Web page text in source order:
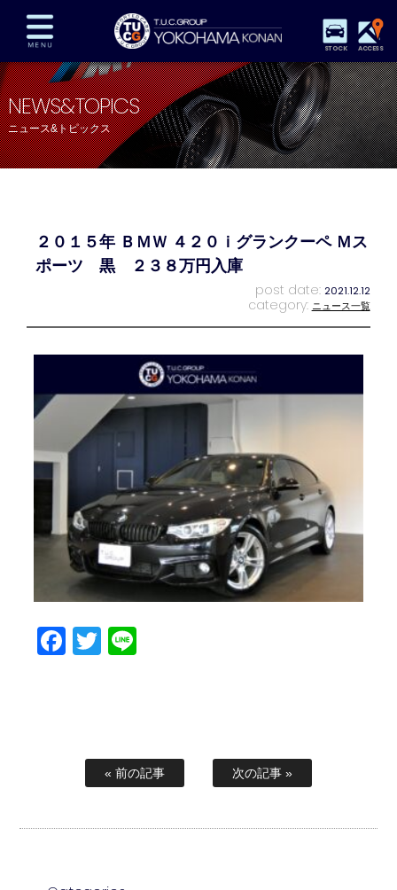
STOCK ACCESS
在庫車両情報 保証&サービス パーツリスト
TUCとは？ 店舗情報 アクセスマップ
全国納車 特別作業 注文販売
プライバシーポリシー スタッフblog
NEWS&TOPICS
ニュース&トピックス
２０１５年 ＢＭＷ ４２０ｉグランクーペ Ｍス
ポーツ 黒 ２３８万円入庫
post date: 2021.12.12
category: ニュース一覧
Facebook
Twitter
« 前の記事 次の記事 »